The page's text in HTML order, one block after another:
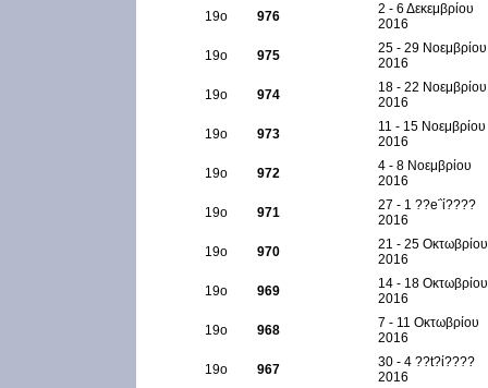
19ο 976
2 - 6 Δεκεμβρίου
2016
19ο 975
25 - 29 Νοεμβρίου
2016
19ο 974
18 - 22 Νοεμβρίου
2016
19ο 973
11 - 15 Νοεμβρίου
2016
19ο 972
4 - 8 Νοεμβρίου
2016
19ο 971
27 - 1 ??e΅ί????
2016
19ο 970
21 - 25 Οκτωβρίου
2016
19ο 969
14 - 18 Οκτωβρίου
2016
19ο 968
7 - 11 Οκτωβρίου
2016
19ο 967
30 - 4 ??t?ί????
2016